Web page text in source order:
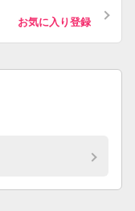
お気に入り登録